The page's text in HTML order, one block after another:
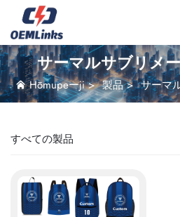
サーマルサブリメ
Hōmupeーji>製品>サーマ
すべての製品